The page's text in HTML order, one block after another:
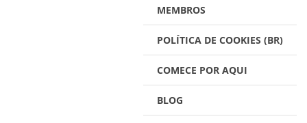
MEMBROS
POLÍTICA DE COOKIES (BR)
COMECE POR AQUI
BLOG